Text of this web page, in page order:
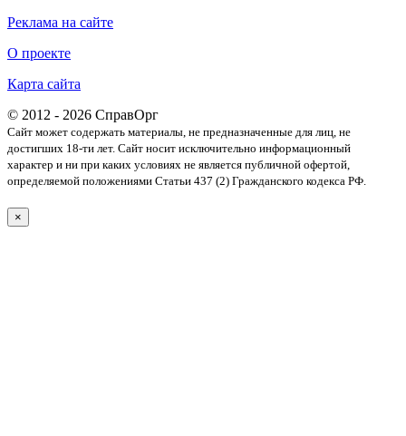
Реклама на сайте
О проекте
Карта сайта
© 2012 - 2026 СправОрг
Сайт может содержать материалы, не предназначенные для лиц, не
достигших 18-ти лет. Cайт носит исключительно информационный
характер и ни при каких условиях не является публичной офертой,
определяемой положениями Статьи 437 (2) Гражданского кодекса РФ.
×